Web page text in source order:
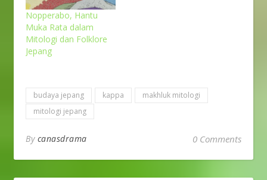
Nopperabo, Hantu
Muka Rata dalam
Mitologi dan Folklore
Jepang
budaya jepang kappa
makhluk mitologi
mitologi jepang
By canasdrama 0 Comments